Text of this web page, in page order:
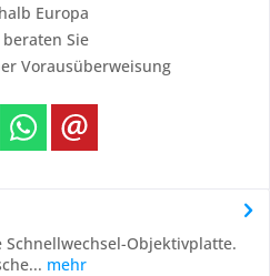
Europa
Sie
Vorausüberweisung
Schnellwechsel-Objektivplatte.
mehr